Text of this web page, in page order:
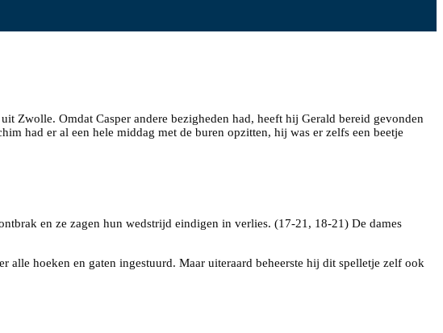
Zwolle. Omdat Casper andere bezigheden had, heeft hij Gerald bereid gevonden
had er al een hele middag met de buren opzitten, hij was er zelfs een beetje
en ze zagen hun wedstrijd eindigen in verlies. (17-21, 18-21) De dames
hoeken en gaten ingestuurd. Maar uiteraard beheerste hij dit spelletje zelf ook